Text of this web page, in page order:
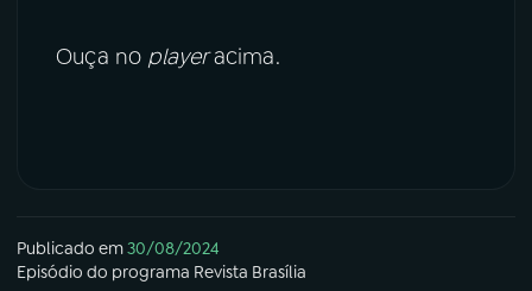
Ouça no playeracima.
Publicado em30/08/2024
Episódio do programa Revista Brasília